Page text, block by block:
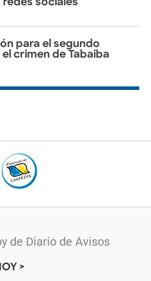
sociales
para el segundo
crimen de Tabaiba
>